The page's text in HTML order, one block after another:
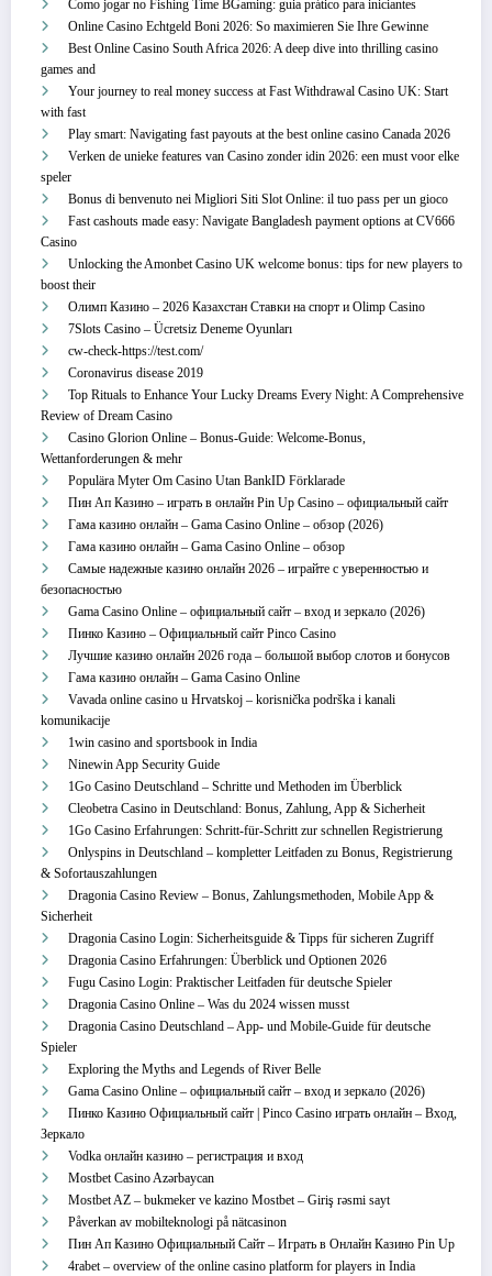
Como jogar no Fishing Time BGaming: guia prático para iniciantes
Online Casino Echtgeld Boni 2026: So maximieren Sie Ihre Gewinne
Best Online Casino South Africa 2026: A deep dive into thrilling casino
games and
Your journey to real money success at Fast Withdrawal Casino UK: Start
with fast
Play smart: Navigating fast payouts at the best online casino Canada 2026
Verken de unieke features van Casino zonder idin 2026: een must voor elke
speler
Bonus di benvenuto nei Migliori Siti Slot Online: il tuo pass per un gioco
Fast cashouts made easy: Navigate Bangladesh payment options at CV666
Casino
Unlocking the Amonbet Casino UK welcome bonus: tips for new players to
boost their
Олимп Казино – 2026 Казахстан Ставки на спорт и Olimp Casino
7Slots Casino – Ücretsiz Deneme Oyunları
cw-check-https://test.com/
Coronavirus disease 2019
Top Rituals to Enhance Your Lucky Dreams Every Night: A Comprehensive
Review of Dream Casino
Casino Glorion Online – Bonus‑Guide: Welcome‑Bonus,
Wettanforderungen & mehr
Populära Myter Om Casino Utan BankID Förklarade
Пин Ап Казино – играть в онлайн Pin Up Casino – официальный сайт
Гама казино онлайн – Gama Casino Online – обзор (2026)
Гама казино онлайн – Gama Casino Online – обзор
Самые надежные казино онлайн 2026 – играйте с уверенностью и
безопасностью
Gama Casino Online – официальный сайт – вход и зеркало (2026)
Пинко Казино – Официальный сайт Pinco Casino
Лучшие казино онлайн 2026 года – большой выбор слотов и бонусов
Гама казино онлайн – Gama Casino Online
Vavada online casino u Hrvatskoj – korisnička podrška i kanali
komunikacije
1win casino and sportsbook in India
Ninewin App Security Guide
1Go Casino Deutschland – Schritte und Methoden im Überblick
Cleobetra Casino in Deutschland: Bonus, Zahlung, App & Sicherheit
1Go Casino Erfahrungen: Schritt‑für‑Schritt zur schnellen Registrierung
Onlyspins in Deutschland – kompletter Leitfaden zu Bonus, Registrierung
& Sofortauszahlungen
Dragonia Casino Review – Bonus, Zahlungsmethoden, Mobile App &
Sicherheit
Dragonia Casino Login: Sicherheitsguide & Tipps für sicheren Zugriff
Dragonia Casino Erfahrungen: Überblick und Optionen 2026
Fugu Casino Login: Praktischer Leitfaden für deutsche Spieler
Dragonia Casino Online – Was du 2024 wissen musst
Dragonia Casino Deutschland – App‑ und Mobile‑Guide für deutsche
Spieler
Exploring the Myths and Legends of River Belle
Gama Casino Online – официальный сайт – вход и зеркало (2026)
Пинко Казино Официальный сайт | Pinco Casino играть онлайн – Вход,
Зеркало
Vodka онлайн казино – регистрация и вход
Mostbet Casino Azərbaycan
Mostbet AZ – bukmeker ve kazino Mostbet – Giriş rəsmi sayt
Påverkan av mobilteknologi på nätcasinon
Пин Ап Казино Официальный Сайт – Играть в Онлайн Казино Pin Up
4rabet – overview of the online casino platform for players in India